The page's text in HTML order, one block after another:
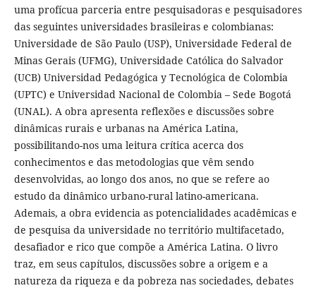
uma profícua parceria entre pesquisadoras e pesquisadores
das seguintes universidades brasileiras e colombianas:
Universidade de São Paulo (USP), Universidade Federal de
Minas Gerais (UFMG), Universidade Católica do Salvador
(UCB) Universidad Pedagógica y Tecnológica de Colombia
(UPTC) e Universidad Nacional de Colombia – Sede Bogotá
(UNAL). A obra apresenta reflexões e discussões sobre
dinâmicas rurais e urbanas na América Latina,
possibilitando-nos uma leitura crítica acerca dos
conhecimentos e das metodologias que vêm sendo
desenvolvidas, ao longo dos anos, no que se refere ao
estudo da dinâmico urbano-rural latino-americana.
Ademais, a obra evidencia as potencialidades acadêmicas e
de pesquisa da universidade no território multifacetado,
desafiador e rico que compõe a América Latina. O livro
traz, em seus capítulos, discussões sobre a origem e a
natureza da riqueza e da pobreza nas sociedades, debates